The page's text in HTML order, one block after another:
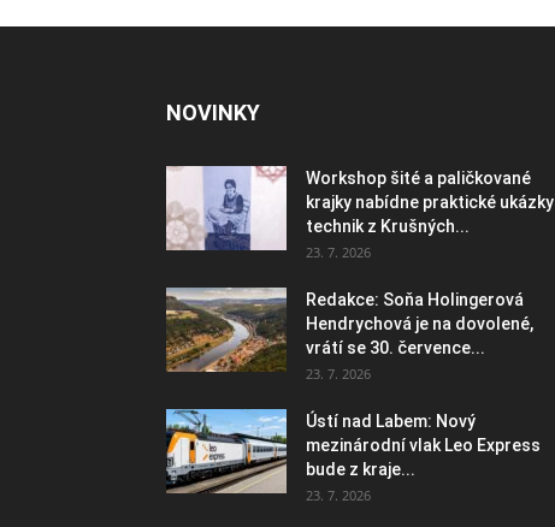
NOVINKY
Workshop šité a paličkované
krajky nabídne praktické ukázky
technik z Krušných...
23. 7. 2026
Redakce: Soňa Holingerová
Hendrychová je na dovolené,
vrátí se 30. července...
23. 7. 2026
Ústí nad Labem: Nový
mezinárodní vlak Leo Express
bude z kraje...
23. 7. 2026